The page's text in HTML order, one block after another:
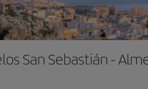
San Sebastián -